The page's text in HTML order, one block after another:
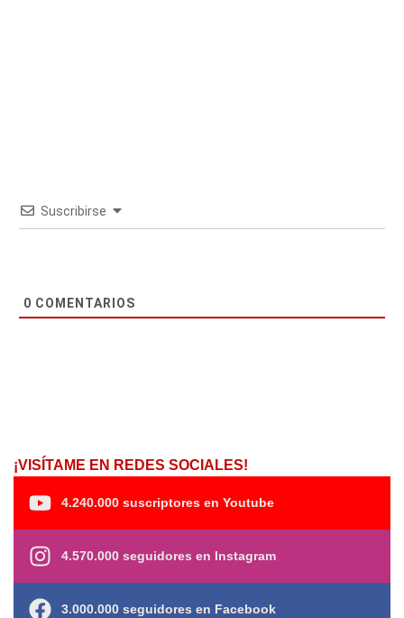
Suscribirse
0 COMENTARIOS
¡VISÍTAME EN REDES SOCIALES!
4.240.000 suscriptores en Youtube
4.570.000 seguidores en Instagram
3.000.000 seguidores en Facebook